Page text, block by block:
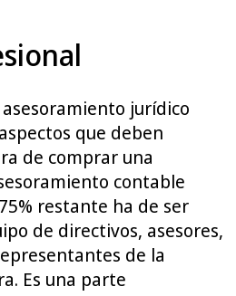
jurídico
que deben
de comprar una
contable
restante ha de ser
de directivos, asesores,
de la
Es una parte